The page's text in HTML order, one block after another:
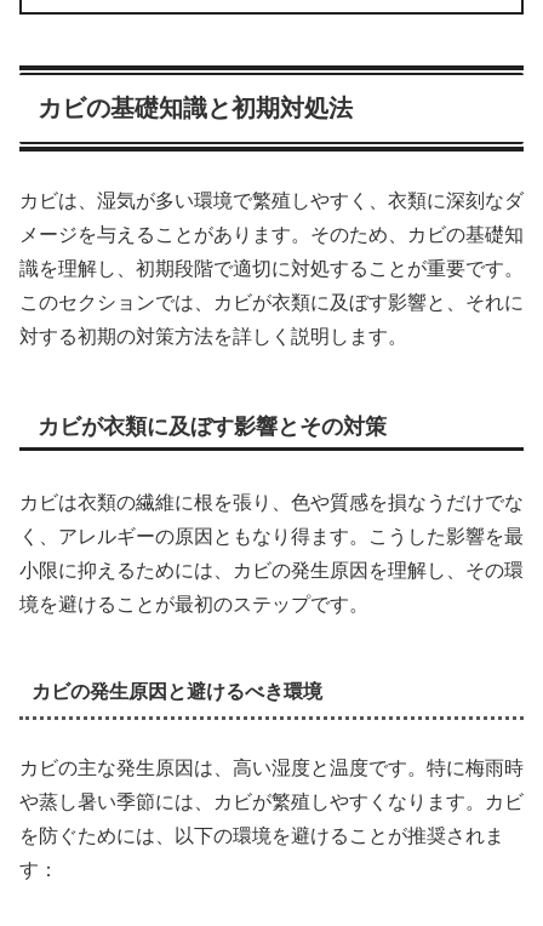
カビの基礎知識と初期対処法
カビは、湿気が多い環境で繁殖しやすく、衣類に深刻なダ
メージを与えることがあります。そのため、カビの基礎知
識を理解し、初期段階で適切に対処することが重要です。
このセクションでは、カビが衣類に及ぼす影響と、それに
対する初期の対策方法を詳しく説明します。
カビが衣類に及ぼす影響とその対策
カビは衣類の繊維に根を張り、色や質感を損なうだけでな
く、アレルギーの原因ともなり得ます。こうした影響を最
小限に抑えるためには、カビの発生原因を理解し、その環
境を避けることが最初のステップです。
カビの発生原因と避けるべき環境
カビの主な発生原因は、高い湿度と温度です。特に梅雨時
や蒸し暑い季節には、カビが繁殖しやすくなります。カビ
を防ぐためには、以下の環境を避けることが推奨されま
す：